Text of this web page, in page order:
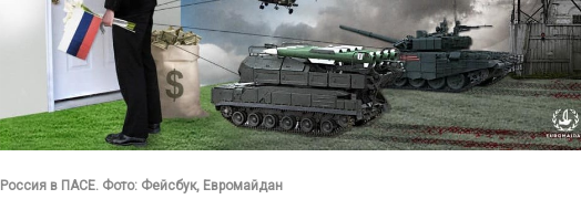
Россия в ПАСЕ. Фото: Фейсбук, Евромайдан